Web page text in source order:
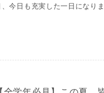
、今日も充実した一日になりま